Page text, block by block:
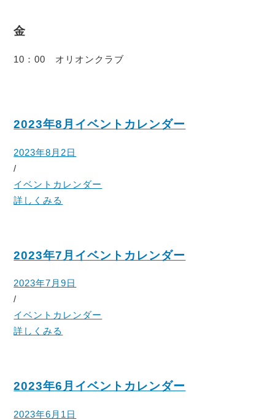
金
10：00 オリオンクラブ
2023年8月イベントカレンダー
2023年8月2日
/
イベントカレンダー
詳しくみる
2023年7月イベントカレンダー
2023年7月9日
/
イベントカレンダー
詳しくみる
2023年6月イベントカレンダー
2023年6月1日